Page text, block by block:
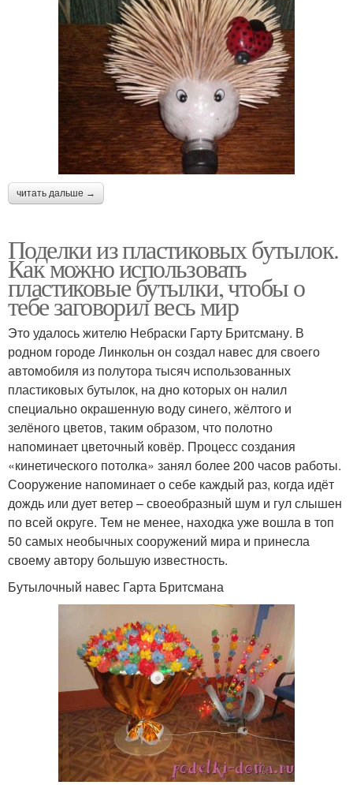
читать дальше →
Поделки из пластиковых бутылок.
Как можно использовать
пластиковые бутылки, чтобы о
тебе заговорил весь мир
Это удалось жителю Небраски Гарту Бритсману. В
родном городе Линкольн он создал навес для своего
автомобиля из полутора тысяч использованных
пластиковых бутылок, на дно которых он налил
специально окрашенную воду синего, жёлтого и
зелёного цветов, таким образом, что полотно
напоминает цветочный ковёр. Процесс создания
«кинетического потолка» занял более 200 часов работы.
Сооружение напоминает о себе каждый раз, когда идёт
дождь или дует ветер – своеобразный шум и гул слышен
по всей округе. Тем не менее, находка уже вошла в топ
50 самых необычных сооружений мира и принесла
своему автору большую известность.
Бутылочный навес Гарта Бритсмана